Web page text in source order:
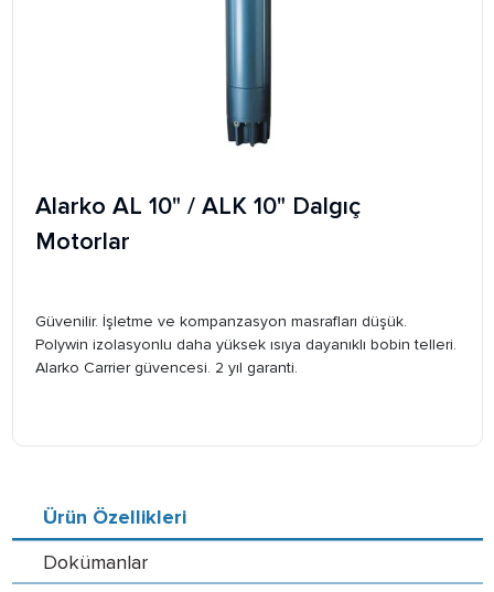
Alarko AL 10" / ALK 10" Dalgıç
Motorlar
Güvenilir. İşletme ve kompanzasyon masrafları düşük.
Polywin izolasyonlu daha yüksek ısıya dayanıklı bobin telleri.
Alarko Carrier güvencesi. 2 yıl garanti.
Ürün Özellikleri
Dokümanlar